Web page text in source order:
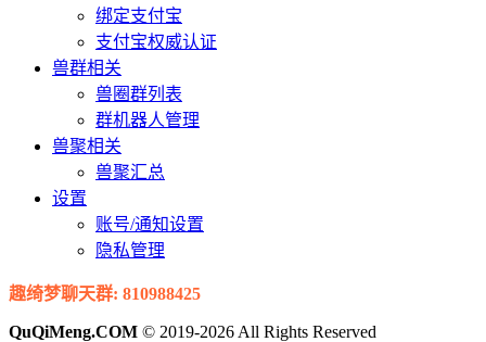
绑定支付宝
支付宝权威认证
兽群相关
兽圈群列表
群机器人管理
兽聚相关
兽聚汇总
设置
账号/通知设置
隐私管理
趣绮梦聊天群: 810988425
QuQiMeng.COM © 2019-2026 All Rights Reserved